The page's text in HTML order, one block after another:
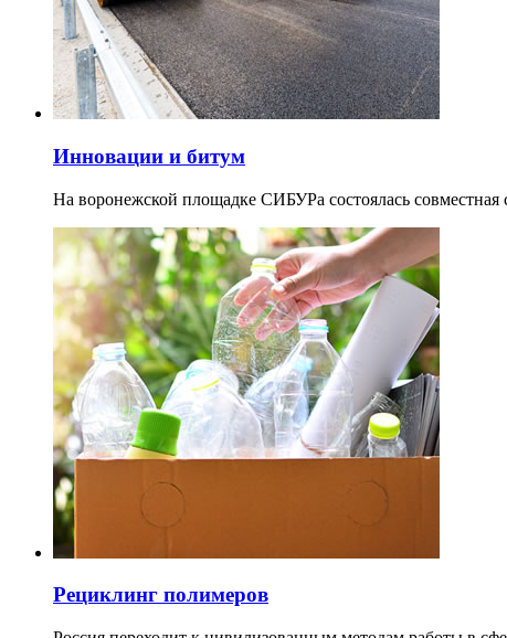
Инновации и битум
На воронежской площадке СИБУРа состоялась
Рециклинг полимеров